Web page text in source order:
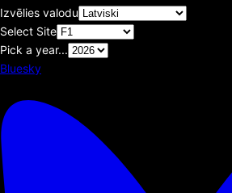
Izvēlies valodu
Select Site
Pick a year...
Bluesky